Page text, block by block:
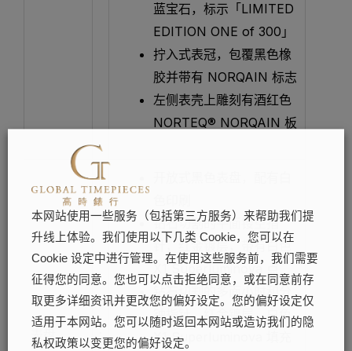
蓝宝石，标示「LIMITED
EDITION ONE of 300」
拧入式表冠，包覆黑色橡
胶并带有 NORQAIN 标志
左侧表壳上雕刻有酒红色
NORTEQ® NORQAIN 板
表盘 :
钻石切割的平面镂空指
针，红金镀层，带有白色
X1 Superluminova 点
钻石切割的多面小时和分
钟指针，红金镀层，白色
X1 Superluminova 填充
本网站使用一些服务（包括第三方服务）来帮助我们提
升线上体验。我们使用以下几类 Cookie，您可以在
Cookie 设定中进行管理。在使用这些服务前，我们需要
征得您的同意。您也可以点击拒绝同意，或在同意前存
取更多详细资讯并更改您的偏好设定。您的偏好设定仅
适用于本网站。您可以随时返回本网站或造访我们的隐
私权政策以变更您的偏好设定。